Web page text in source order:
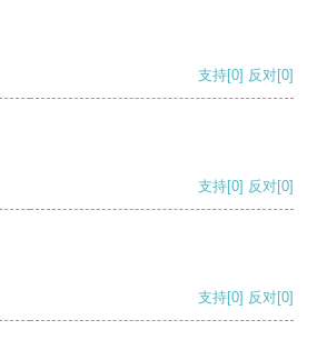
支持[0] 反对[0]
支持[0] 反对[0]
支持[0] 反对[0]